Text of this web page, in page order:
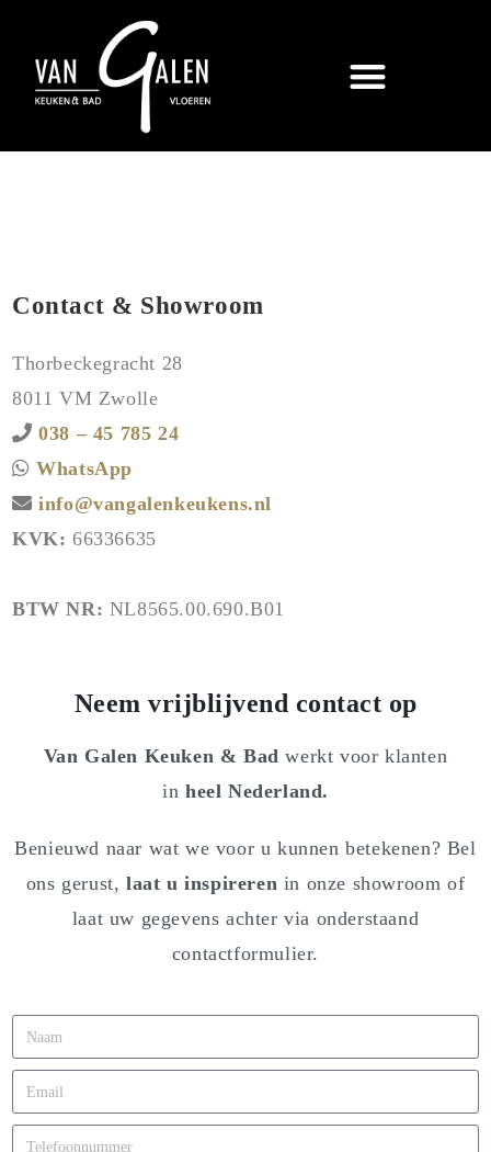
Contact & Showroom
Thorbeckegracht 28
8011 VM Zwolle
038 – 45 785 24
WhatsApp
info@vangalenkeukens.nl
KVK: 66336635
BTW NR: NL8565.00.690.B01
Neem vrijblijvend contact op
Van Galen Keuken & Bad werkt voor klanten
in heel Nederland.
Benieuwd naar wat we voor u kunnen betekenen? Bel
ons gerust, laat u inspireren in onze showroom of
laat uw gegevens achter via onderstaand
contactformulier.